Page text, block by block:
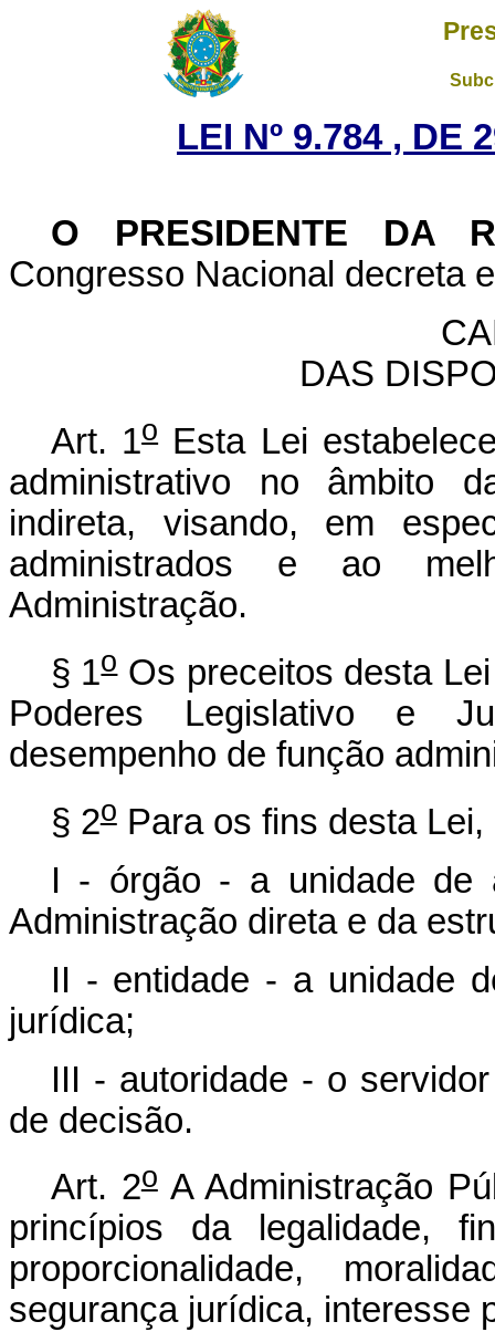
LEI Nº 9.784 , DE
O PRESIDENTE DA
Congresso Nacional decreta
DAS
Art. 1oEsta Lei
administrativo no âmbito
indireta, visando, em
administrados e ao
Administração.
§ 1oOs preceitos desta
Poderes Legislativo e
desempenho de função
§ 2oPara os fins desta Lei,
I - órgão - a unidade de
Administração direta e da
II - entidade - a unidade
jurídica;
III - autoridade - o
de decisão.
Art. 2oA Administração
princípios da legalidade,
proporcionalidade,
segurança jurídica, interesse